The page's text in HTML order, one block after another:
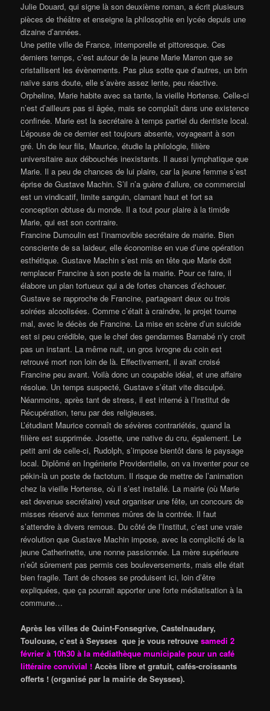
Julie Douard, qui signe là son deuxième roman, a écrit plusieurs
pièces de théâtre et enseigne la philosophie en lycée depuis une
dizaine d’années.
Une petite ville de France, intemporelle et pittoresque. Ces
derniers temps, c’est autour de la jeune Marie Marron que se
cristallisent les évènements. Pas plus sotte que d’autres, un brin
naïve sans doute, elle s’avère assez lente, peu réactive.
Orpheline, Marie habite avec sa tante, la vieille Hortense. Celle-ci
n’est d’ailleurs pas si âgée, mais se complaît dans une existence
confinée. Marie est la secrétaire à temps partiel du dentiste local.
L’épouse de ce dernier est toujours absente, voyageant à son
gré. Un de leur fils, Maurice, étudie la philologie, filière
universitaire aux débouchés inexistants. Il aussi lymphatique que
Marie. Il a peu de chances de lui plaire, car la jeune femme s’est
éprise de Gustave Machin. S’il n’a guère d’allure, ce commercial
est un vindicatif, limite sanguin, clamant haut et fort sa
conception obtuse du monde. Il a tout pour plaire à la timide
Marie, qui est son contraire.
Francine Dumoulin est l’inamovible secrétaire de mairie. Bien
consciente de sa laideur, elle économise en vue d’une opération
esthétique. Gustave Machin s’est mis en tête que Marie doit
remplacer Francine à son poste de la mairie. Pour ce faire, il
élabore un plan tortueux qui a de fortes chances d’échouer.
Gustave se rapproche de Francine, partageant deux ou trois
soirées alcoolisées. Comme c’était à craindre, le projet tourne
mal, avec le décès de Francine. La mise en scène d’un suicide
est si peu crédible, que le chef des gendarmes Barnabé n’y croit
pas un instant. La même nuit, un gros ivrogne du coin est
retrouvé mort non loin de là. Effectivement, il avait croisé
Francine peu avant. Voilà donc un coupable idéal, et une affaire
résolue. Un temps suspecté, Gustave s’était vite disculpé.
Néanmoins, après tant de stress, il est interné à l’Institut de
Récupération, tenu par des religieuses.
L’étudiant Maurice connaît de sévères contrariétés, quand la
filière est supprimée. Josette, une native du cru, également. Le
petit ami de celle-ci, Rudolph, s’impose bientôt dans le paysage
local. Diplômé en Ingénierie Providentielle, on va inventer pour ce
pékin-là un poste de factotum. Il risque de mettre de l’animation
chez la vieille Hortense, où il s’est installé. La mairie (où Marie
est devenue secrétaire) veut organiser une fête, un concours de
misses réservé aux femmes mûres de la contrée. Il faut
s’attendre à divers remous. Du côté de l’Institut, c’est une vraie
révolution que Gustave Machin impose, avec la complicité de la
jeune Catherinette, une nonne passionnée. La mère supérieure
n’eût sûrement pas permis ces bouleversements, mais elle était
bien fragile. Tant de choses se produisent ici, loin d’être
expliquées, que ça pourrait apporter une forte médiatisation à la
commune…
Après les villes de Quint-Fonsegrive, Castelnaudary,
Toulouse, c’est à Seysses que je vous retrouvesamedi 2
février à 10h30 à la médiathèque municipale pour un café
littéraire convivial ! Accès libre et gratuit, cafés-croissants
offerts ! (organisé par la mairie de Seysses).